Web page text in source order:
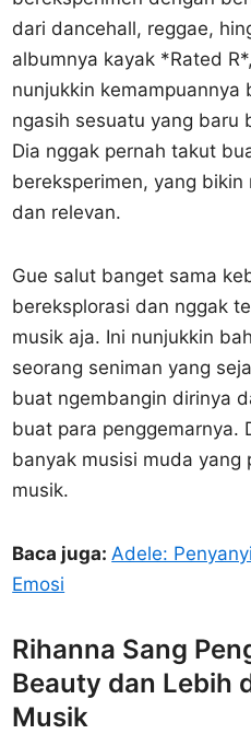
dari dancehall, reggae,
albumnya kayak *Rated
nunjukkin
ngasih sesuatu yang baru
Dia nggak pernah takut
bereksperimen, yang
dan relevan.
Gue salut banget sama
bereksplorasi dan nggak
musik aja. Ini nunjukkin
seorang seniman yang
buat ngembangin dirinya
buat para penggemarnya.
banyak musisi muda yang
musik.
Baca juga:Adele:
Emosi
Rihanna Sang
Beauty dan Lebih
Musik